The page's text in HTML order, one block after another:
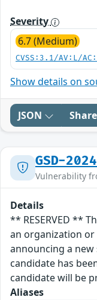
Severity
6.7 (Medium)
CVSS:3.1/AV:L/
Show details on
JSON Share
GSD-
Vulnerability
Details
** RESERVED **
an organization
announcing a
candidate has
candidate will be
Aliases